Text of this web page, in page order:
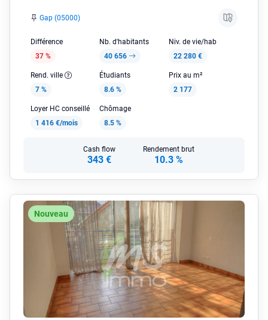
Gap (05000)
Différence
37 %
Nb. d'habitants
40 656
Niv. de vie/hab
22 280 €
Rend. ville
7 %
Étudiants
8.6 %
Prix au m²
2 177
Loyer HC conseillé
1 416 €/mois
Chômage
8.5 %
Cash flow
343 €
Rendement brut
10.3 %
Nouveau